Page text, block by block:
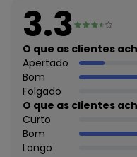
Composição: CORPO
RECORTE CAPUZ
Histórico de preços
O preço apresentado
algum dia do mês, para
agosto/2026
julho/2026
junho/2026
maio/2026
3.3
O que as clientes
Apertado
Bom
Folgado
O que as clientes
Curto
Bom
Longo